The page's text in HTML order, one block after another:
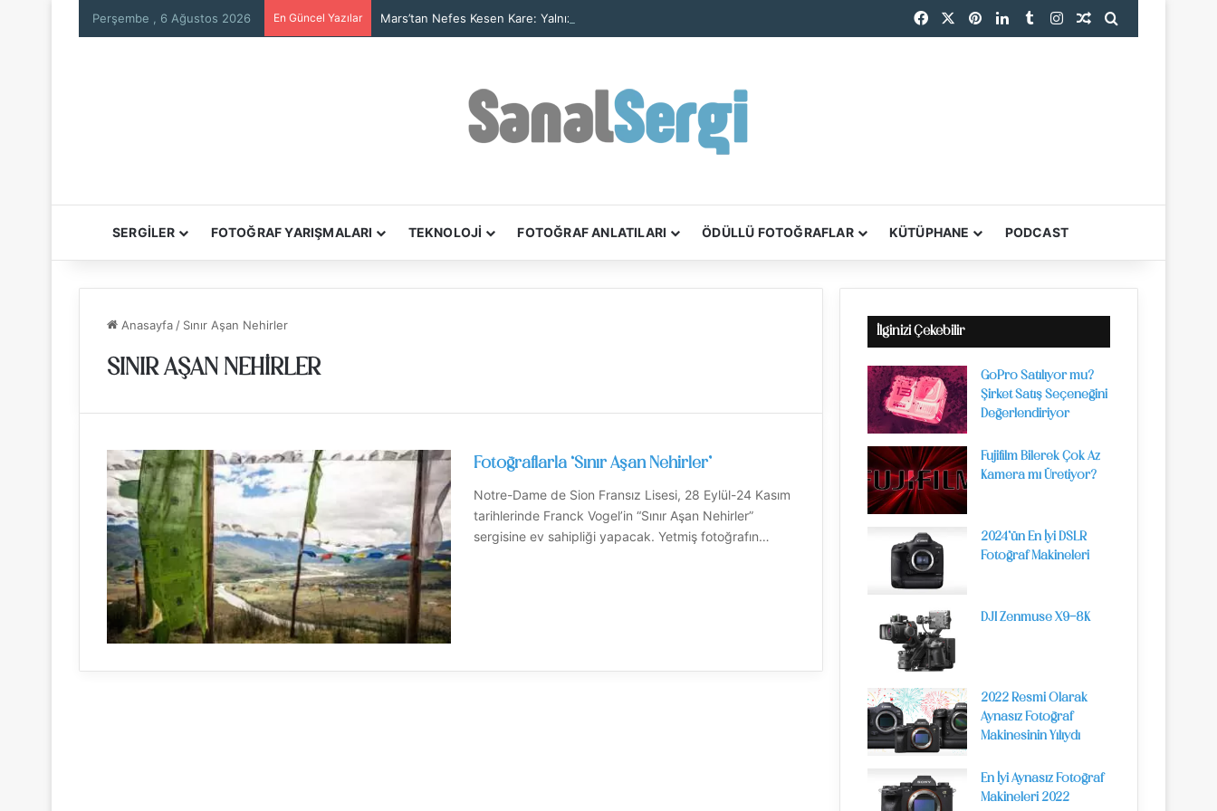
Perşembe , 6 Ağustos 2026 En Güncel Yazılar Mars’tan Nefes Kesen Kare: Yalnız Kaya Oluşumu Tüm Ayrıntılarıyla Görüntülendi Facebook PinterestLinkedInTumblrInstagramRastgele Makale
SERGİLER FOTOĞRAF YARIŞMALARI TEKNOLOJİ FOTOĞRAF ANLATILARI ÖDÜLLÜ FOTOĞRAFLAR KÜTÜPHANE PODCAST
Anasayfa / Sınır Aşan Nehirler
SINIR AŞAN NEHIRLER
Fotoğraflarla ‘Sınır Aşan Nehirler’
Notre-Dame de Sion Fransız Lisesi, 28 Eylül-24 Kasım
tarihlerinde Franck Vogel’in “Sınır Aşan Nehirler”
sergisine ev sahipliği yapacak. Yetmiş fotoğrafın…
İlginizi Çekebilir
GoPro Satılıyor mu?
Şirket Satış Seçeneğini
Değerlendiriyor
Fujifilm Bilerek Çok Az
Kamera mı Üretiyor?
2024’ün En İyi DSLR
Fotoğraf Makineleri
DJI Zenmuse X9-8K
2022 Resmi Olarak
Aynasız Fotoğraf
Makinesinin Yılıydı
En İyi Aynasız Fotoğraf
Makineleri 2022